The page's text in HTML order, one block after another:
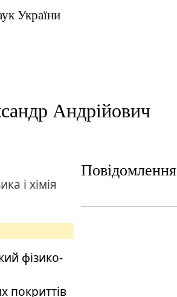
України
Андрійович
і хімія
фізико-
покриттів
Повідомлення